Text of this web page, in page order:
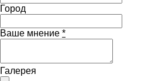
Город
Ваше мнение *
Галерея